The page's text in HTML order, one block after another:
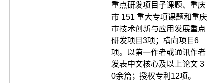
重点研发项目子课题、重庆
市 151 重大专项课题和重庆
市技术创新与应用发展重点
研发项目3项；横向项目6
项。以第一作者或通讯作者
发表中文核心及以上论文 3
0余篇；授权专利12项。